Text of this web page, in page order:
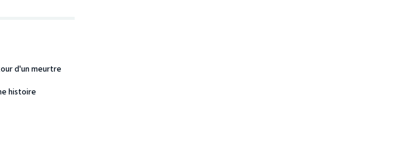
d'un meurtre
histoire